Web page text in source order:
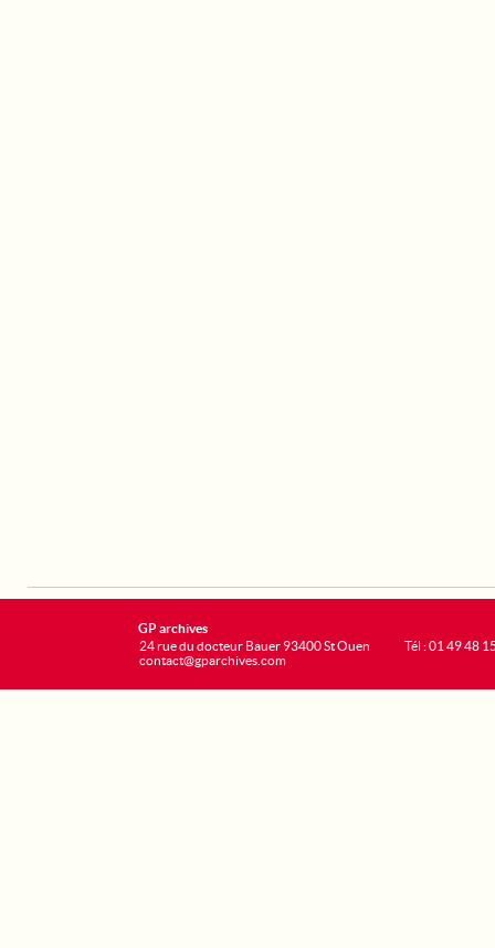
GP archives
24 rue du docteur Bauer 93400 St Ouen
contact@gparchives.com
Tél : 01 49 48